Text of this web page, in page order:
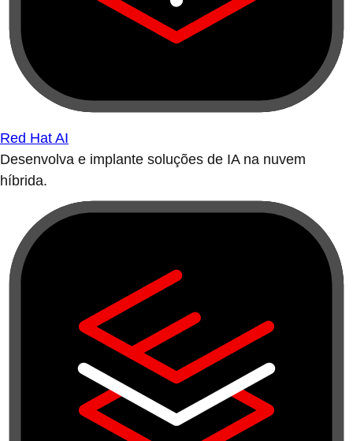
Red Hat AI
Desenvolva e implante soluções de IA na nuvem
híbrida.